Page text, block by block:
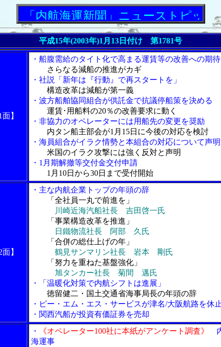
航海運新聞」ニューストピックス
平成15年(2003年)1月13日付け 第1781号
】
・船腹需給のタイト化で高まる運賃等の改善への期待
さらなる減船の推進がカギ
・社説「新年は『行動』で再スタートを」
構造改革は減船が第一義
・波方船舶協同組合が供託金で抗議停船策を決める
運賃･用船料の20％の改善要求に動く
・非協力のオペレーターには用船先の変更を奨励
内タン船主部会が1月15日に今後の対応を検討
・海員組合がイラク情勢と本組合の対応について声
米国のイラク攻撃には強く反対と声明
・1月期解撤等交付金交付申請
1月10日から30日まで受付開始
】
・主な内航企業トップの年頭の辞
「全社員一丸で前進を」
川崎近海汽船社長 吉田啓一氏
「事業構造改革を推進」
日鐵物流社長 阿部 久氏
「合併の総仕上げの年」
鶴見サンマリン社長 岩本 剛氏
「努力を重ねた基盤強化」
旭タンカー社長 菊間 邁氏
・「温暖化対策で内航シフトは進展」
徳留健二・国土交通省海事局長の年頭の辞
・ピー・エム・エス・サービスが津名/大阪航路を休
・関西汽船が投資有価証券を売却
・ 《オペレーター100社に本紙がアンケート調査》
海運事